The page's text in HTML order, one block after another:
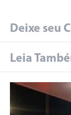
Deixe seu
Leia